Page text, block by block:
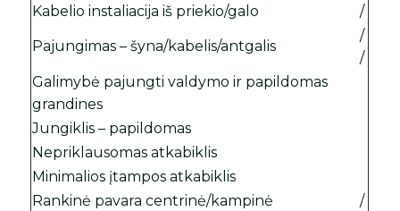
Kabelio instaliacija iš priekio/galo /
Pajungimas – šyna/kabelis/antgalis
/
/
Galimybė pajungti valdymo ir papildomas
grandines
Jungiklis – papildomas
Nepriklausomas atkabiklis
Minimalios įtampos atkabiklis
Rankinė pavara centrinė/kampinė
/